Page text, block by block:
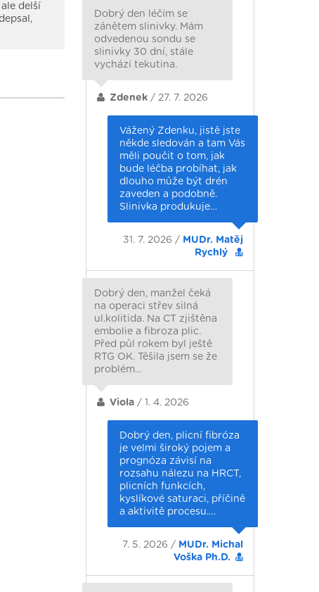
delší
Dobrý den léčím se
zánětem slinivky. Mám
odvedenou sondu se
slinivky 30 dní, stále
vychází tekutina.
Zdenek / 27. 7. 2026
Vážený Zdenku, jistě jste
někde sledován a tam Vás
měli poučit o tom, jak
bude léčba probíhat, jak
dlouho může být drén
zaveden a podobně.
Slinivka produkuje…
31. 7. 2026 / MUDr. Matěj
Rychlý
Dobrý den, manžel čeká
na operaci střev silná
ul.kolitida. Na CT zjištěna
embolie a fibroza plic.
Před půl rokem byl ještě
RTG OK. Těšila jsem se že
problém…
Viola / 1. 4. 2026
Dobrý den, plicní fibróza
je velmi široký pojem a
prognóza závisí na
rozsahu nálezu na HRCT,
plicních funkcích,
kyslíkové saturaci, příčině
a aktivitě procesu.…
7. 5. 2026 / MUDr. Michal
Voška Ph.D.